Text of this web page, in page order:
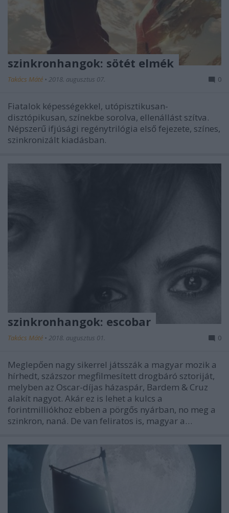
szinkronhangok: sötét elmék
Takács Máté • 2018. augusztus 07. 0
Fiatalok képességekkel, utópisztikusan-
disztópikusan, színekbe sorolva, ellenállást szítva.
Népszerű ifjúsági regénytrilógia első fejezete, színes,
szinkronizált kiadásban.
szinkronhangok: escobar
Takács Máté • 2018. augusztus 01. 0
Meglepően nagy sikerrel játsszák a magyar mozik a
hírhedt, százszor megfilmesített drogbáró sztoriját,
melyben az Oscar-díjas házaspár, Bardem & Cruz
alakít nagyot. Akár ez is lehet a kulcs a
forintmilliókhoz ebben a pörgős nyárban, no meg a
szinkron, naná. De van feliratos is, magyar a…